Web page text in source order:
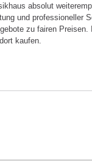
absolut
und professioneller
zu fairen Preisen.
kaufen.